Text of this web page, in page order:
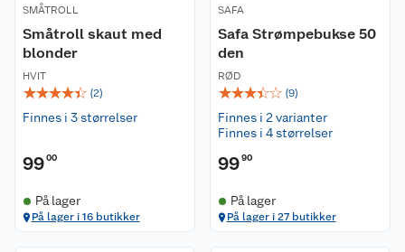
SMÅTROLL
Småtroll skaut med
blonder
HVIT
☆☆☆☆☆ (2)
Finnes i 3 størrelser
9900
På lager
På lager i 16 butikker
SAFA
Safa Strømpebukse 50
den
RØD
☆☆☆☆☆ (9)
Finnes i 2 varianter
Finnes i 4 størrelser
9990
På lager
På lager i 27 butikker